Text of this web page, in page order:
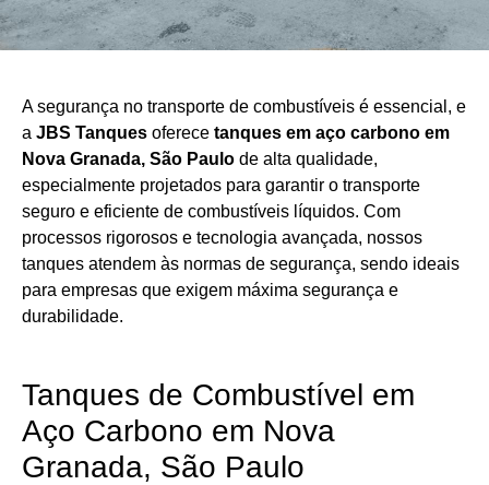
A segurança no transporte de combustíveis é essencial, e
a JBS Tanques oferece tanques em aço carbono em
Nova Granada, São Paulo de alta qualidade,
especialmente projetados para garantir o transporte
seguro e eficiente de combustíveis líquidos. Com
processos rigorosos e tecnologia avançada, nossos
tanques atendem às normas de segurança, sendo ideais
para empresas que exigem máxima segurança e
durabilidade.
Tanques de Combustível em
Aço Carbono em Nova
Granada, São Paulo